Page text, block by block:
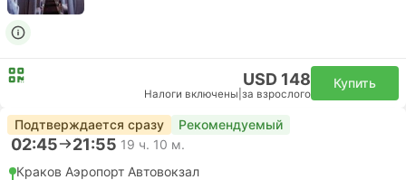
USD 148
Налоги включены за взрослого
Купить
Подтверждается сразу Рекомендуемый
02:45 21:55 19 ч. 10 м.
Краков Аэропорт Автовокзал